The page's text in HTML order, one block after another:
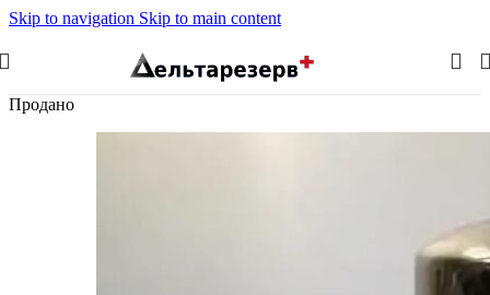
Skip to navigation Skip to main content
Продано